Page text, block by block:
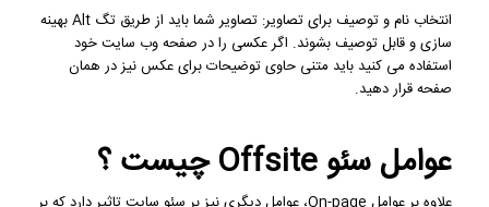
انتخاب نام و توصیف برای تصاویر: تصاویر شما باید از طریق تگ Alt بهینه
سازی و قابل توصیف بشوند. اگر عکسی را در صفحه وب سایت خود
استفاده می کنید باید متنی حاوی توضیحات برای عکس نیز در همان
صفحه قرار دهید.
عوامل سئو Offsite چیست ؟